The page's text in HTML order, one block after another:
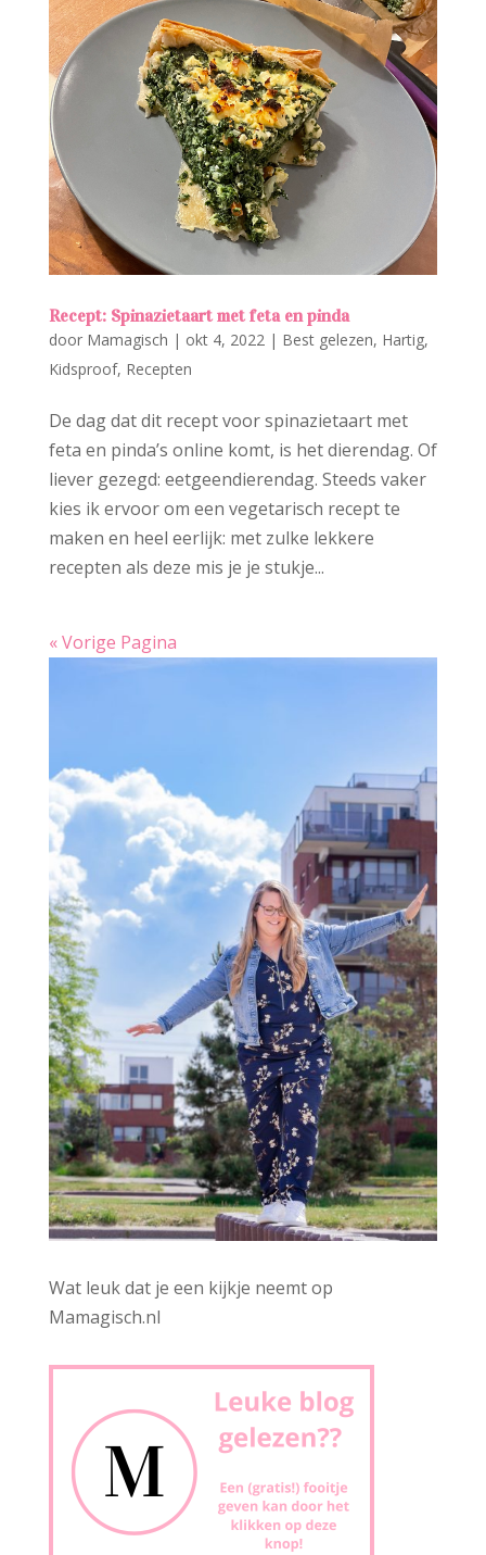
Recept: Spinazietaart met feta en pinda
door Mamagisch | okt 4, 2022 | Best gelezen, Hartig,
Kidsproof, Recepten
De dag dat dit recept voor spinazietaart met
feta en pinda’s online komt, is het dierendag. Of
liever gezegd: eetgeendierendag. Steeds vaker
kies ik ervoor om een vegetarisch recept te
maken en heel eerlijk: met zulke lekkere
recepten als deze mis je je stukje...
« Vorige Pagina
Wat leuk dat je een kijkje neemt op
Mamagisch.nl